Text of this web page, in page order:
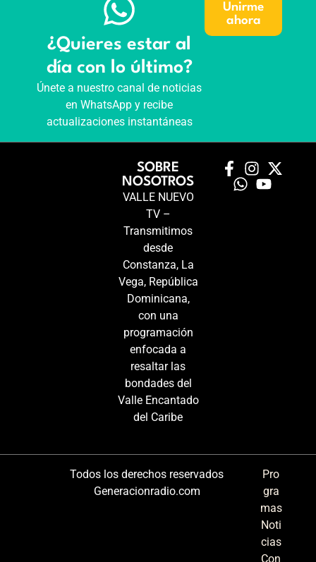
¿Quieres estar al
día con lo último?
Únete a nuestro canal de noticias
en WhatsApp y recibe
actualizaciones instantáneas
Unirme
ahora
SOBRE
NOSOTROS
VALLE NUEVO
TV –
Transmitimos
desde
Constanza, La
Vega, República
Dominicana,
con una
programación
enfocada a
resaltar las
bondades del
Valle Encantado
del Caribe
Todos los derechos reservados
Generacionradio.com
Pro
gra
mas
Noti
cias
Con